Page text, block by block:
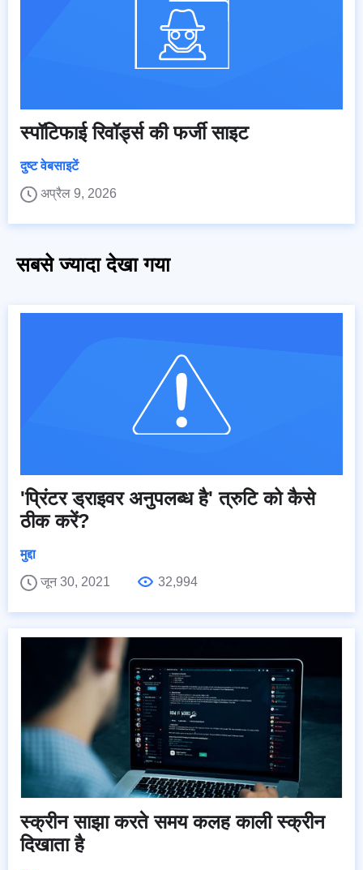
स्पॉटिफाई रिवॉर्ड्स की फर्जी साइट
दुष्ट वेबसाइटें
अप्रैल 9, 2026
सबसे ज्यादा देखा गया
'प्रिंटर ड्राइवर अनुपलब्ध है' त्रुटि को कैसे
ठीक करें?
मुद्दा
जून 30, 2021
32,994
स्क्रीन साझा करते समय कलह काली स्क्रीन
दिखाता है